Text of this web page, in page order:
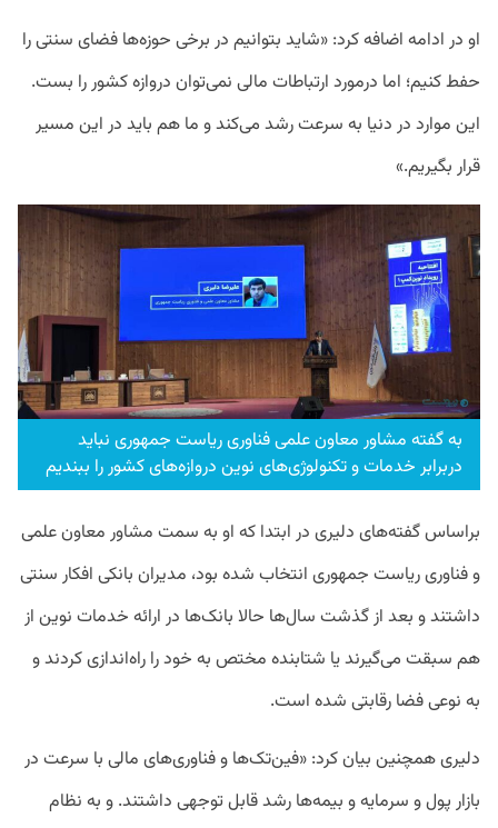
او در ادامه اضافه کرد: «شاید بتوانیم در برخی حوزه‌ها فضای سنتی را
حفط کنیم؛ اما درمورد ارتباطات مالی نمی‌توان دروازه کشور را بست.
این موارد در دنیا به سرعت رشد می‌کند و ما هم باید در این مسیر
قرار بگیریم.»
به گفته مشاور معاون علمی فناوری ریاست جمهوری نباید
دربرابر خدمات و تکنولوژی‌های نوین دروازه‌های کشور را ببندیم
براساس گفته‌های دلیری در ابتدا که او به سمت مشاور معاون علمی
و فناوری ریاست جمهوری انتخاب شده بود، مدیران بانکی افکار سنتی
داشتند و بعد از گذشت سال‌ها حالا بانک‌ها در ارائه خدمات نوین از
هم سبقت می‌گیرند یا شتابنده مختص به خود را راه‌اندازی کردند و
به نوعی فضا رقابتی شده است.
دلیری همچنین بیان کرد: «فین‌تک‌ها و فناوری‌های مالی با سرعت در
بازار پول و سرمایه و بیمه‌ها رشد قابل توجهی داشتند. و به نظام